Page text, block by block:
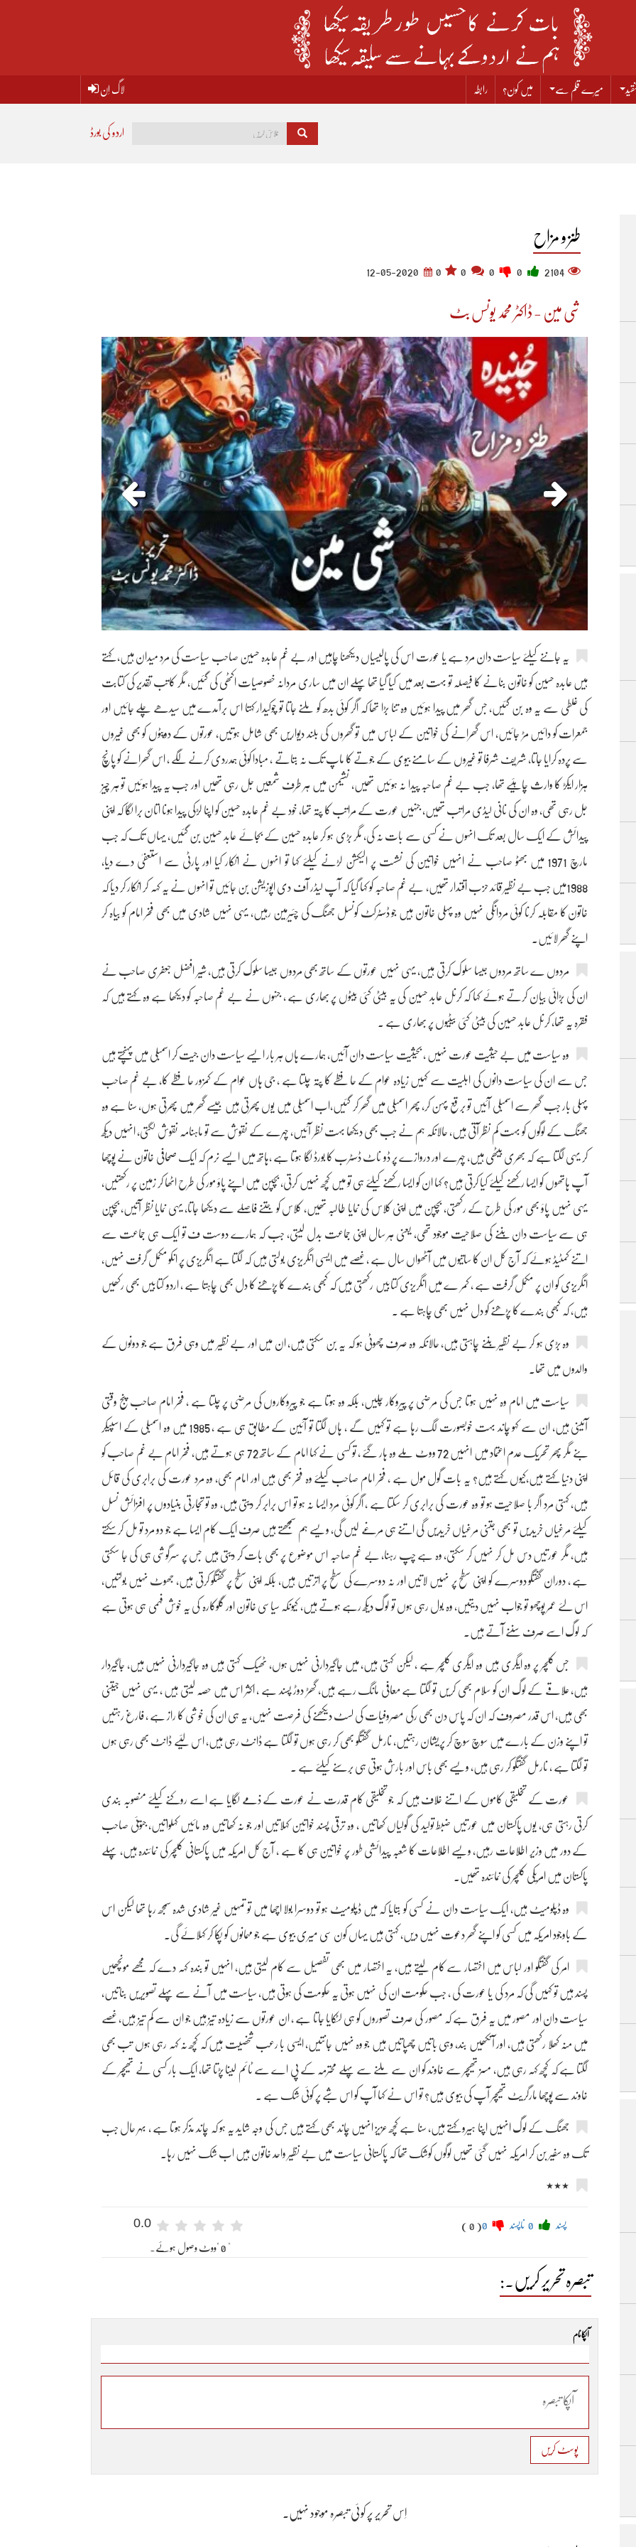
میرے قلم سے میں کون؟ رابطہ لاگ اِن
اردو کی بورڈ
طنز و مزاح
2104
0
12-05-2020
شی مین - ڈاکٹر محمد یونس بٹ
یہ جاننے کیلئے سیاست دان مرد ہے یا عورت اس کی پالیسیاں دیکھنا چاہیں اور بے غم عابدہ حسین صاحب سیاست کی مرد میدان ہیں، کہتے
ہیں عابدہ حسین کو خاتون بنانے کا فیصلہ تو بہت بعد میں کیا گیا تھا پہلے ان میں ساری مردانہ خصوصیات اکٹھی کی گئیں، مگر کاتب تقدیر کی کتابت
کی غلطی سے یہ وہ بن گئیں، جس گھر میں پیدا ہوئیں وہ تنا بڑا تھا کہ اگر کوئی بدھ کو ملنے جاتا تو چوکیدار کہتا اس برآمدے میں سیدھے چلے جائیں اور
جمعرات کو دائیں مڑ جائیں، اس گھرانے کی خواتین کے لباس میں تو گھروں کی بلند دیواریں بھی شامل ہوتیں، عورتوں کے دوپٹوں کو بھی غیروں
سے پردہ کرایا جاتا، شریف شرفا تو غیروں کے سامنے بیوی کے جوتے کا ماپ تک نہ بتاتے ، مبادا کوئی ہمدردی کرنے لگے ، اس گھرانے کو پانچ
ہزار ایکڑ کا وارث چاہئیے تھا، جب بے غم صاحبہ پیدا نہ ہوئیں تھیں، نشیمن میں ہر طرف شمعیں جل رہی تھیں اور جب یہ پیدا ہوئیں تو ہر چیز
جل رہی تھی، وہ ان کی نانی لیڈی مراتب تھیں، جنہیں عورت کے مراتب کا پتہ تھا، خود بے غم عابدہ حسین کو اپنا لڑکی پیدا ہونا اتان برا لگا کہ اپنی
پیدائش کے ایک سال بعد تک انہوں نے کسی سے بات نہ کی، مگر بڑی ہو کر عابدہ حسین کے بجائے عابد حسین بن گئیں، یہاں تک کہ جب
مارچ 1971 میں بھٹو صاحب نے انہیں خواتین کی نشست پر الیکشن لڑنے کیلئے کہا تو انہوں نے انکار کیا اور پارٹی سے استعفیٰ دے دیا،
1988میں جب بے نظیر قائد حزب اقتدار تھیں، بے غم صاحبہ کو کہا گیا کہ آپ لیڈر آف دی اپوزیشن بن جائیں تو انہوں نے یہ کہہ کر انکار کر دیا کہ
خاتون کا مقابلہ کرنا کوئی مردانگی نہیں وہ پہلی خاتون ہیں جو ڈسٹرکٹ کونسل جھنگ کی چئیرمین رہیں، یہی نہیں شادی میں بھی فخر امام کو بیاہ کر
اپنے گھر لائیں۔
مردوں ے ساتھ مردوں جیسا سلوک کرتی ہیں، یہی نہیں عورتوں کے ساتھ بھی مردوں جیسا سلوک کرتی ہیں، شیر افضل جعفری صاحب نے
ان کی بڑائی بیان کرتے ہوئے کہا کہ کرنل عابد حسین کی یہ بیٹی کئی بیٹوں پر بھاری ہے ، جنہوں نے بے غم صاحبہ کو دیکھا ہے وہ کہتے ہیں کہ
فقرہ یہ تھا، کرنل عابد حسین کی بیٹی کئی بیٹیوں پر بھاری ہے ۔
وہ سیاست میں بے حیثیت عورت نہیں ، بحیثیت سیاست دان آئیں، ہمارے ہاں ہر بار ایسے سیاست دان جیت کر اسمبلی میں پہنچتے ہیں
جس سے ان کی سیاست دانوں کی اہلیت سے کہیں زیادہ عوام کے حافظے کا پتہ چلتا ہے ، جی ہاں عوام کے کمزور حافظے کا، بے غم صاحب
پہلی بار جب گھر سے اسمبلی آئیں تو برقع پہن کر، پھر اسمبلی میں گھر کر گئیں،اب اسمبلی میں یوں پھرتی ہیں جیسے گھر میں پھرتی ہوں، سنا ہے وہ
جھنگ کے لوگوں کو بہت کم نظر آتی ہیں، حالانکہ ہم نے جب بھی دیکھا بہت نظر آئیں، چہرے کے نقوش سے تو ماہنامہ نقوش لگتی، انہیں دیکھ
کر یہی لگتا ہے کہ بھری بیٹھی ہیں، چہرے اور دروازے پر ڈو ناٹ ڈسٹرب کا بورڈ لگا ہوتا ہے ،ہاتھ میں ایسے نرم کہ ایک صحافی خاتون نے پوچھا
آپ ہاتھوں کو ایسا رکھنے کیلئے کیا کرتی ہیں؟ کہا ان کو ایسا رکھنے کیلئے ہی تو میں کچھ نہیں کرتی، بچپن میں اپنے پاؤ مور کی طرح اٹھا کر زمین پر رکھتیں،
یہی نہیں پاؤ بھی مور کی طرح کے رکھتی، بچپن میں اپنی کلاس کی نمایا طالبہ تھیں، کلاس کو جتنے فاصلے سے دیکھا جاتا، یہی نمایا نظر آتیں، بچپن
ہی سے سیاست دان بننے کی صلاحیت موجود تھی، یعنی ہر سال اپنی جماعت بدل لیتی، جب کہ ہمارے دوست ف تو ایک ہی جماعت سے
اتنے کمٹیڈ ہوئے کہ آج کل ان کا ساتیوں میں آٹھواں سال ہے ، غصے میں ایسی انگریزی بولتی ہیں کہ لگتا ہے انگریزی پر انکو مکمل گرفت نہیں،
انگریزی کو ان پر مکمل گرفت ہے ، کمر ے میں انگریزی کتابیں رکھتی ہیں کہ کبھی بندے کا پڑھنے کا دل بھی چاہتا ہے ، اردو کتابیں بھی رکھیں
ہیں، کہ کبھی بندے کا پڑھنے کو دل نہیں بھی چاہتا ہے ۔
وہ بڑی ہو کر بے نظیر بننے چاہتی ہیں، حالانکہ وہ صرف چھوٹی ہو کہ یہ بن سکتی ہیں، ان میں اور بے نظیر میں وہی فرق ہے جو دونوں کے
والدوں میں تھا۔
سیاست میں امام وہ نہیں ہوتا جس کی مرضی پر پیروکار چلیں، بلکہ وہ ہوتا ہے جو پیروکاروں کی مرضی پر چلتا ہے ، فخر امام صاحب پنج وقتی
آئینی ہیں، ان سے کہو چاند بہت خوبصورت لگ رہا ہے تو کہیں گے ، ہاں لگتا تو آئین کے مطابق ہی ہے ، 1985 میں وہ اسمبلی کے اسپیکر
بنے مگر پھر تحریک عدم اعتماد میں انہیں 72 ووٹ ملے وہ ہار گئے ، تو کسی نے کہا امام کے ساتھ 72 ہی ہوتے ہیں، فخر امام بے غم صاحب کو
اپنی دنیا کہتے ہیں،کیوں کہتے ہیں؟ یہ بات گول مول ہے ، فخر امام صاحب کیلئے وہ فخر بھی ہیں اور امام بھی، وہ مرد عورت کی برابری کی قائل
ہیں، کہتی مرد اگر با صلاحیت ہو تو وہ عورت کی برابری کر سکتا ہے ، اگر کوئی مرد ایسا نہ ہو تو اس برابر کر دیتی ہیں، وہ تو تجارتی بنیادوں پر افزائش نسل
کیلئے مرغیاں خریدیں تو بھی جتنی مرغیاں خریدیں گی اتنے ہی مرغے لیں گی، ویسے ہم سمجھتے ہیں صرف ایک کام ایسا ہے جو دو مرد تو مل کر سکتے
ہیں، مگر عورتیں دس مل کر نہیں کر سکتی، وہ ہے چپ رہنا، بے غم صاحبہ اس موضوع پر بھی بات کر دیتی ہیں جس پر سرگوشی ہی کی جا سکتی
ہے ، دوران گفتگو دوسرے کو اپنی سطح پر نہیں لاتیں اور نہ دوسرے کی سطح پر اترتیں ہیں، بلکہ اپنی سطح پر گفتگو کرتی ہیں، جھوٹ نہیں بولتیں،
اس لئے عمر پوچھو تو جواب نہیں دیتیں، وہ بول رہی ہوں تو لوگ دیکھ رہے ہوتے ہیں، کیونکہ سیاسی خاتون اور گلوکارہ کی یہ خوش فہمی ہی ہوتی ہے
کہ لوگ اسے صرف سننے آتے ہیں۔
جس کلچر پر وہ ایگری ہیں وہ ایگری کلچر ہے ، لیکن کہتی ہیں، میں جاگیردارنی نہیں ہوں، ٹھیک کہتی ہیں وہ جاگیردارنی نہیں ہیں، جاگیردار
ہیں، علاقے کے لوگ ان کو سلام بھی کریں تو لگتا ہے معافی مانگ رہے ہیں، گھڑ دوڑ پسند ہے ، اکثر اس میں حصہ لیتی ہیں ، یہی نہیں جیتنی
بھی ہیں، اس قدر مصروف کہ ان کہ پاس دن بھی رکی مصروفیات کی لسٹ دیکھنے کی فرصت نہیں، یہ ہی ان کی خوشی کا راز ہے ، فارغ رہتیں
تو اپنے وزن کے بارے میں سوچ سوچ کر پریشان رہتیں، نارمل گفتگو بھی کر رہی ہوں تو لگتا ہے ڈانٹ رہی ہیں، اس لئیے ڈانٹ بھی رہی ہوں
تو لگتا ہے ، نارمل گفتگو کر رہی ہیں، ویسے بھی باس اور بارش ہوتی ہی برسنے کیلئے ہے ۔
عورت کے تخلیقی کاموں کے اتنے خلاف ہیں کہ جو تخلیقی کام قدرت نے عورت کے ذمے لگایا ہے اسے روکنے کیلئے منصوبہ بندی
کرتی رہتی ہی، یوں پاکستان میں عورتیں ضبط تولید کی گولیاں کھاتیں ، وہ ترقی پسند خواتین کہلاتیں اور جو نہ کھاتیں وہ مائیں کہلواتیں، جتوئی صاحب
کے دور میں وزیر اطلاعات رہیں، ویسے اطلاعات کا شعبہ پیدائشی طور پر خواتین ہی کا ہے ، آج کل امریکہ میں پاکستانی کلچر کی نمائندہ ہیں، پہلے
پاکستان میں امریکی کلچر کی نمائندہ تھیں۔
وہ ڈپلومیٹ ہیں، ایک سیاست دان نے کسی کو بتایا کہ میں ڈپلومیٹ ہو تو دوسرا بولا اچھا میں تو تمہیں غیر شادی شدہ سمجھ رہا تھا لیکن اس
کے باوجود امریکہ میں کسی کو اپنے گھر دعوت نہیں دیں، کہتی ہیں یہاں کون سی میری بیوی ہے جو مہمانوں کو پکا کر کہلائے گی۔
امر کی گفتگو اور لباس میں اختصار سے کام لیتے ہیں، یہ اختصار میں بھی تفصیل سے کام لیتی ہیں، انہیں تو بندہ کہہ دے کہ مجھے مونچھیں
پسند ہیں تو کہیں گی کہ مرد کی یا عورت کی ، جب حکومت ان کی نہیں ہوتی یہ حکومت کی ہوتی ہیں، سیاست میں آنے سے پہلے تصویریں بناتیں،
سیاست دان اور مصور میں یہ فرق ہے کہ مصور کی صرف تصوروں کو ہی لٹکایا جاتا ہے ، ان عورتوں سے زیادہ تیز ہیں جو ان سے کم تیز ہیں، غصے
میں منہ کھلا رکھتی ہیں، اور آنکھیں بند، وہی باتیں چھپاتیں ہیں جو وہ نہیں جانتیں، ایسی با رعب شخصیت ہیں کہ کچھ نہ کہہ رہی ہوں تب بھی
لگتا ہے کہ کچھ کہہ رہی ہیں، مسز تھیچر سے خاوند کو ان سے ملنے سے پہلے محترمہ کے پی اے سے ٹائم لینا پڑتا تھا، ایک بار کسی نے تھیچر کے
خاوند سے پوچھا مارگریٹ تھیچر آپ کی بیوی ہیں؟ تو اس نے کہا آپ کو اس شبے پر کوئی شک ہے ۔
جھنگ کے لوگ انہیں اپنا ہیرو کہتے ہیں، سنا ہے کچھ عزیز انہیں چاند بھی کہتے ہیں جس کی وجہ شاید یہ ہو کہ چاند مذکر ہوتا ہے ، بہر حال جب
تک وہ سفیر بن کر امریکہ نہیں گئی تھیں لوگوں کوشک تھا کہ پاکستانی سیاست میں بے نظیر واحد خاتون ہیں اب شک نہیں رہا۔
٭٭٭
0.0
" 0 "ووٹ وصول ہوئے۔
پسند ناپسند ( 0 )
تبصرہ تحریر کریں۔:
آپکا نام
پوسٹ کریں
اِس تحریر پر کوئی تبصرہ موجود نہیں۔